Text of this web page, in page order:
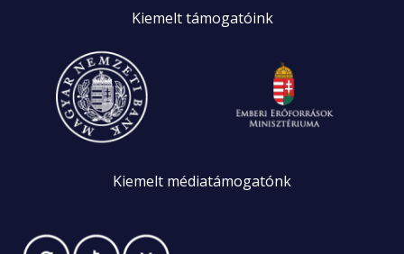
Kiemelttámogatóink
Kiemelt médiatámogatónk